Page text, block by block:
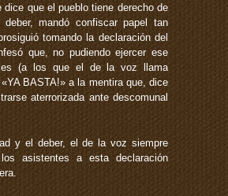
que el pueblo tiene derecho de
mandó confiscar papel tan
tomando la declaración del
que, no pudiendo ejercer ese
(a los que el de la voz llama
BASTA!» a la mentira que, dice
aterrorizada ante descomunal
y el deber, el de la voz siempre
asistentes a esta declaración